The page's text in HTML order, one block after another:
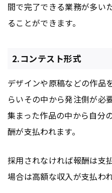
間で完了できる業務が多い
ることができます。
2.コンテスト形式
デザインや原稿などの作品
らいその中から発注側が必
集まった作品の中から自分
酬が支払われます。
採用されなければ報酬は支
場合は高額な収入が支払わ